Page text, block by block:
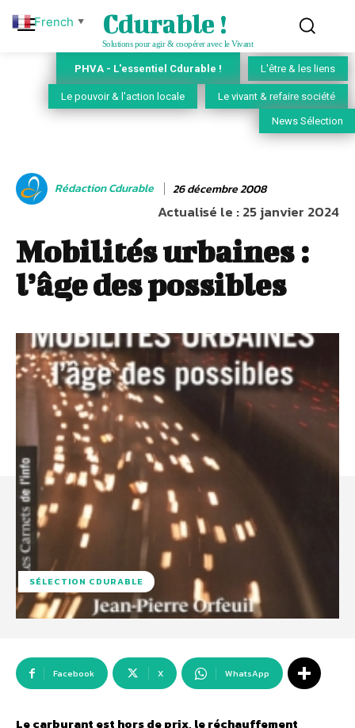
Cdurable !
Solutions pour agir & coopérer avec le Vivant
PHVA - L'essentiel Cdurable ! L'être & les liens
Le pouvoir & l'action locale Le vivant & refaire société
News Sélection
Rédaction Cdurable 26 décembre 2008
Actualisé le :25 janvier 2024
Mobilités urbaines :
l’âge des possibles
SÉLECTION CDURABLE
Facebook X WhatsApp
Le carburant est hors de prix, le réchauffement
French ▼